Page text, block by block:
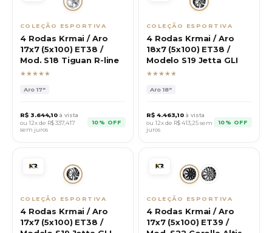
COLEÇÃO ESPORTIVA
4 Rodas Krmai / Aro
17x7 (5x100) ET38 /
Mod. S18 Tiguan R-line
★★★★★
Aro17"
R$ 3.644,10 à vista
ou 12x de R$337,417
sem juros
10% OFF
COLEÇÃO ESPORTIVA
4 Rodas Krmai / Aro
18x7 (5x100) ET38 /
Modelo S19 Jetta GLI
★★★★★
Aro18"
R$ 4.463,10 à vista
ou 12x de R$413,25sem
juros
10% OFF
COLEÇÃO ESPORTIVA
4 Rodas Krmai / Aro
17x7 (5x100) ET38 /
COLEÇÃO ESPORTIVA
4 Rodas Krmai / Aro
17x7 (5x100) ET39 /